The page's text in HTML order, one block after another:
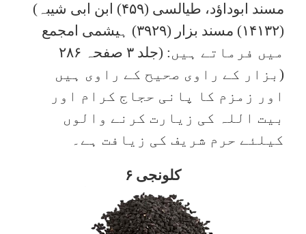
(مسند ابوداؤد، طیالسی (۴۵۹) ابن ابی شیبہ
(۱۴۱۳۲) مسند بزار (۳۹۲۹) ہیشمی امجمع
جلد ۳ صفحہ ۲۸۶) میں فرماتے ہیں:
بزار کے راوی صحیح کے راوی ہیں)
اور زمزم کا پانی حجاج کرام اور
بیت اللہ کی زیارت کرنے والوں
کیلئے حرم شریف کی زیافت ہے۔
۶ کلونجی